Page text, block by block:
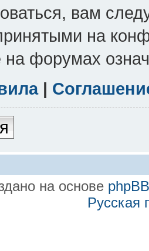
вам
на
на форумах
|
на основе phpBB
Русская